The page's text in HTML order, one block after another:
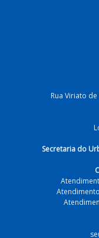
Rua Viriato
Secretaria do